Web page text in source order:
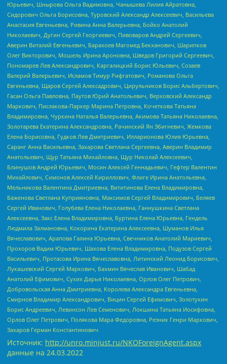
Юрьевич, Шнырова Ольга Вадимовна, Чанышева Лилия Айратовна,
Сидорович Ольга Борисовна, Туровский Александр Алексеевич, Васильева
Анастасия Евгеньевна, Ривина Анна Валерьевна, Бойко Анатолий
Николаевич, Дугин Сергей Георгиевич, Пивоваров Андрей Сергеевич,
Аверин Виталий Евгеньевич, Барахоев Магомед Бекханович, Шарипков
Олег Викторович, Мошель Ирина Ароновна, Шведов Григорий Сергеевич,
Пономарев Лев Александрович, Каргалицкий Борис Юльевич, Созаев
Валерий Валерьевич, Исламов Тимур Рифгатович, Романова Ольга
Евгеньевна, Щаров Сергей Алексадрович, Цирульников Борис Альбертович,
Гасан Ольга Павловна, Паутов Юрий Анатольевич, Верховский Александр
Маркович, Пислакова-Паркер Марина Петровна, Кочеткова Татьяна
Владимировна, Чуркина Наталья Валерьевна, Акимова Татьяна Николаевна,
Золотарева Екатерина Александровна, Рачинский Ян Збигневич, Жемкова
Елена Борисовна, Гудков Лев Дмитриевич, Илларионова Юлия Юрьевна,
Саранг Анна Васильевна, Захарова Светлана Сергеевна, Аверин Владимир
Анатольевич, Щур Татьяна Михайловна, Щур Николай Алексеевич,
Блинушов Андрей Юрьевич, Мосин Алексей Геннадьевич, Гефтер Валентин
Михайлович, Симонов Алексей Кириллович, Флиге Ирина Анатольевна,
Мельникова Валентина Дмитриевна, Вититинова Елена Владимировна,
Баженова Светлана Куприяновна, Максимов Сергей Владимирович, Беляев
Сергей Иванович, Голубева Елена Николаевна, Ганнушкина Светлана
Алексеевна, Закс Елена Владимировна, Буртина Елена Юрьевна, Гендель
Людмила Залмановна, Кокорина Екатерина Алексеевна, Шуманов Илья
Вячеславович, Арапова Галина Юрьевна, Свечников Анатолий Мариевич,
Прохоров Вадим Юрьевич, Шахова Елена Владимировна, Подузов Сергей
Васильевич, Протасова Ирина Вячеславовна, Литинский Леонид Борисович,
Лукашевский Сергей Маркович, Бахмин Вячеслав Иванович, Шабад
Анатолий Ефимович, Сухих Дарья Николаевна, Орлов Олег Петрович,
Добровольская Анна Дмитриевна, Королева Александра Евгеньевна,
Смирнов Владимир Александрович, Вицин Сергей Ефимович, Золотухин
Борис Андреевич, Левинсон Лев Семенович, Локшина Татьяна Иосифовна,
Орлов Олег Петрович, Полякова Мара Федоровна, Резник Генри Маркович,
Захаров Герман Константинович
Источник: http://unro.minjust.ru/NKOForeignAgent.aspx
данные на 24.03.2022